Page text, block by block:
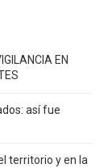
EN
así fue
territorio y en la